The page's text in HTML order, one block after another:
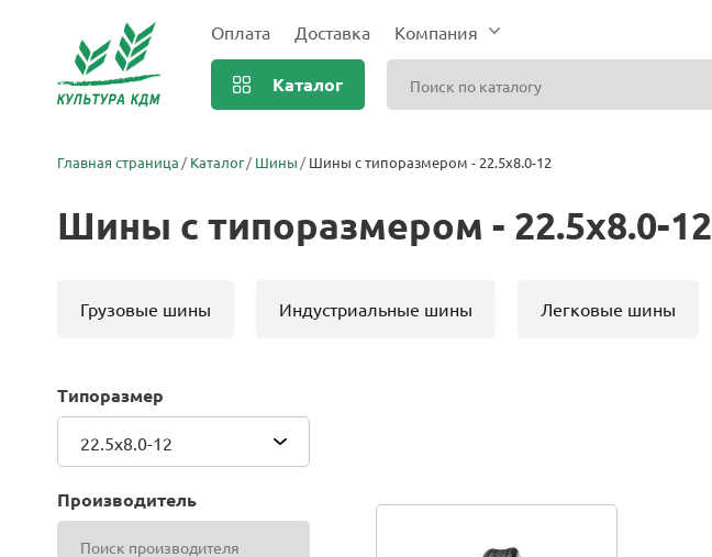
Оплата Доставка Компания
Каталог
Главная страница Каталог Шины Шины с типоразмером - 22.5x8.0-12
Шины с типоразмером - 22.5x8.0-12
Грузовые шины Индустриальные шины Легковые шины
Типоразмер
22.5x8.0-12
Производитель